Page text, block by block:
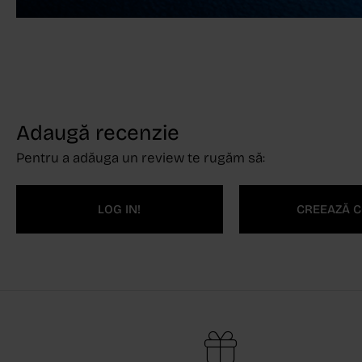
Adaugă recenzie
Pentru a adăuga un review te rugăm să:
LOG IN! CREEAZĂ